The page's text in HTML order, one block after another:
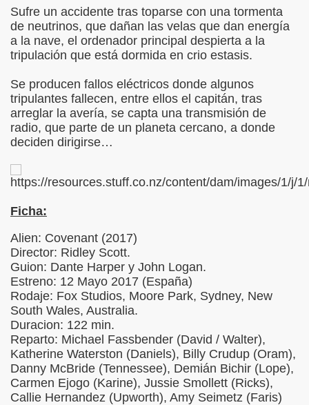
Sufre un accidente tras toparse con una tormenta
de neutrinos, que dañan las velas que dan energía
a la nave, el ordenador principal despierta a la
tripulación que está dormida en crio estasis.
Se producen fallos eléctricos donde algunos
tripulantes fallecen, entre ellos el capitán, tras
arreglar la avería, se capta una transmisión de
radio, que parte de un planeta cercano, a donde
deciden dirigirse…
Ficha:
Alien: Covenant (2017)
Director: Ridley Scott.
Guion: Dante Harper y John Logan.
Estreno: 12 Mayo 2017 (España)
Rodaje: Fox Studios, Moore Park, Sydney, New
South Wales, Australia.
Duracion: 122 min.
Reparto: Michael Fassbender (David / Walter),
Katherine Waterston (Daniels), Billy Crudup (Oram),
Danny McBride (Tennessee), Demián Bichir (Lope),
Carmen Ejogo (Karine), Jussie Smollett (Ricks),
Callie Hernandez (Upworth), Amy Seimetz (Faris)